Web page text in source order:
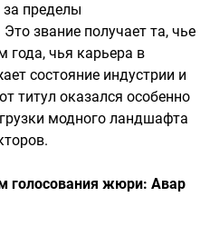
пределы
звание получает та, чье
года, чья карьера в
состояние индустрии и
титул оказался особенно
модного ландшафта
голосования жюри: Авар